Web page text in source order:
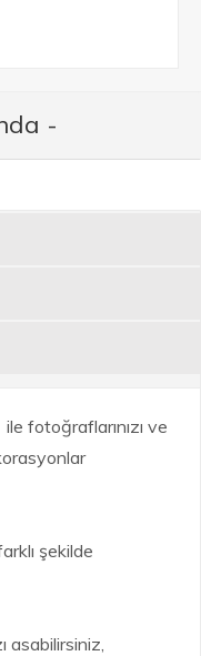
-
ile fotoğraflarınızı ve
şekilde
asabilirsiniz,